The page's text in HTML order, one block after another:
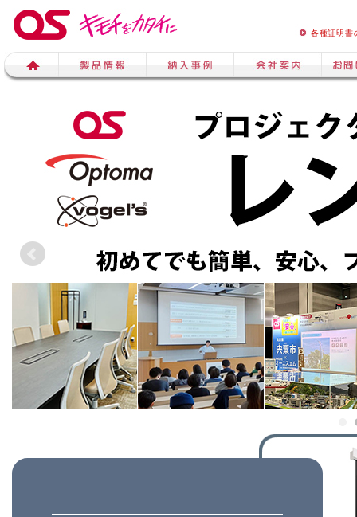
各種証明書